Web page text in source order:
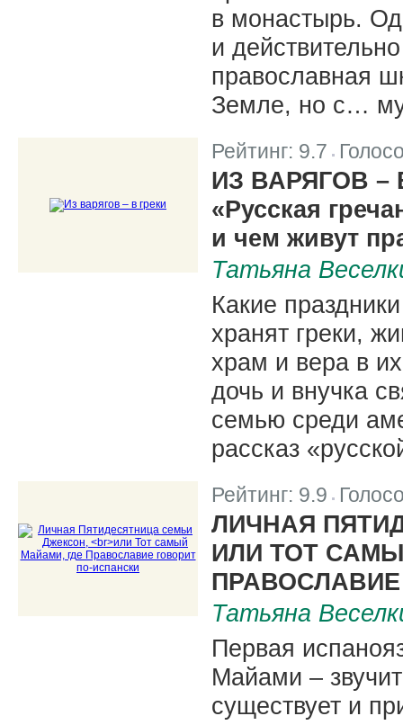
в монастырь.
и
православная
Земле, но с…
Рейтинг: 9.7
ИЗ ВАРЯГОВ –
«Русская
и чем живут
Татьяна
Какие
хранят греки,
храм и вера в
дочь и внучка
семью среди
рассказ
Рейтинг: 9.9
ЛИЧНАЯ
ИЛИ ТОТ
Татьяна
Первая
Майами –
существует и